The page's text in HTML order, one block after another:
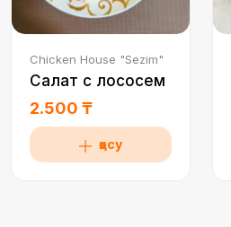
Chicken House "Sezim"
Салат с лососем
2.500 ₸
қосу